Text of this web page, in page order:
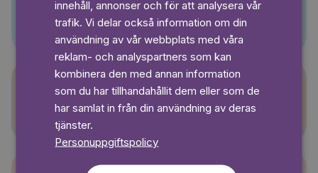
Sagasagor
innehåll, annonser och för att analysera vår
trafik. Vi delar också information om din
användning av vår webbplats med våra
reklam- och analyspartners som kan
kombinera den med annan information
som du har tillhandahållit dem eller som de
har samlat in från din användning av deras
tjänster.
Personuppgiftspolicy